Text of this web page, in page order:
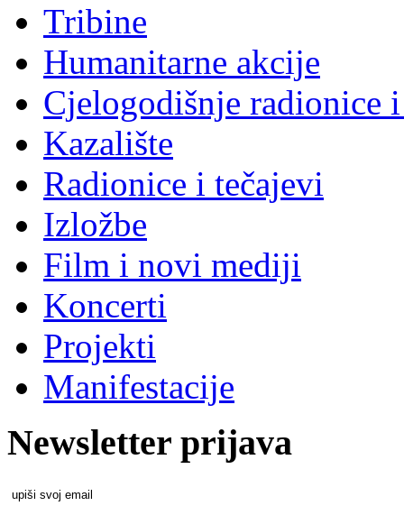
Tribine
Humanitarne akcije
Cjelogodišnje radionice
Kazalište
Radionice i tečajevi
Izložbe
Film i novi mediji
Koncerti
Projekti
Manifestacije
Newsletter prijava